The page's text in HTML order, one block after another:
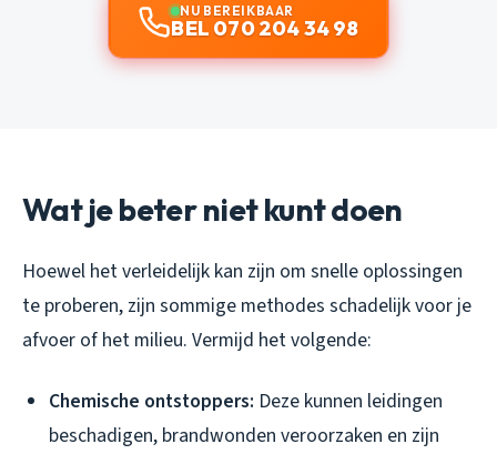
NU BEREIKBAAR
BEL 070 204 34 98
Wat je beter niet kunt doen
Hoewel het verleidelijk kan zijn om snelle oplossingen
te proberen, zijn sommige methodes schadelijk voor je
afvoer of het milieu. Vermijd het volgende:
Chemische ontstoppers: Deze kunnen leidingen
beschadigen, brandwonden veroorzaken en zijn